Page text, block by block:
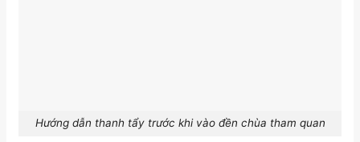
Hướng dẫn thanh tẩy trước khi vào đền chùa tham quan